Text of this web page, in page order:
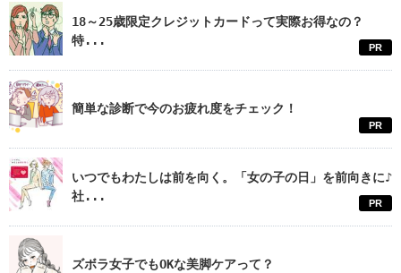
18～25歳限定クレジットカードって実際お得なの？
特...
PR
簡単な診断で今のお疲れ度をチェック！
PR
いつでもわたしは前を向く。「女の子の日」を前向きに♪
社...
PR
ズボラ女子でもOKな美脚ケアって？